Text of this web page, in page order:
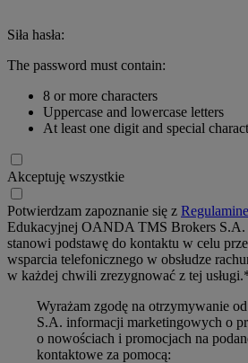
Siła hasła:
The password must contain:
8 or more characters
Uppercase and lowercase letters
At least one digit and special
Akceptuję wszystkie
Potwierdzam zapoznanie się z
Edukacyjnej OANDA TMS Brokers S.A.
stanowi podstawę do kontaktu w celu
wsparcia telefonicznego w obsłudze
w każdej chwili zrezygnować z tej
Wyrażam zgodę na otrzymywanie
S.A. informacji marketingowych o
o nowościach i promocjach na
kontaktowe za pomocą: